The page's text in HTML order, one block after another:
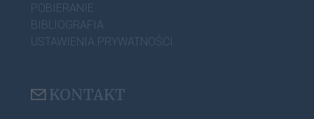
POBIERANIE
BIBLIOGRAFIA
USTAWIENIA PRYWATNOŚCI
KONTAKT